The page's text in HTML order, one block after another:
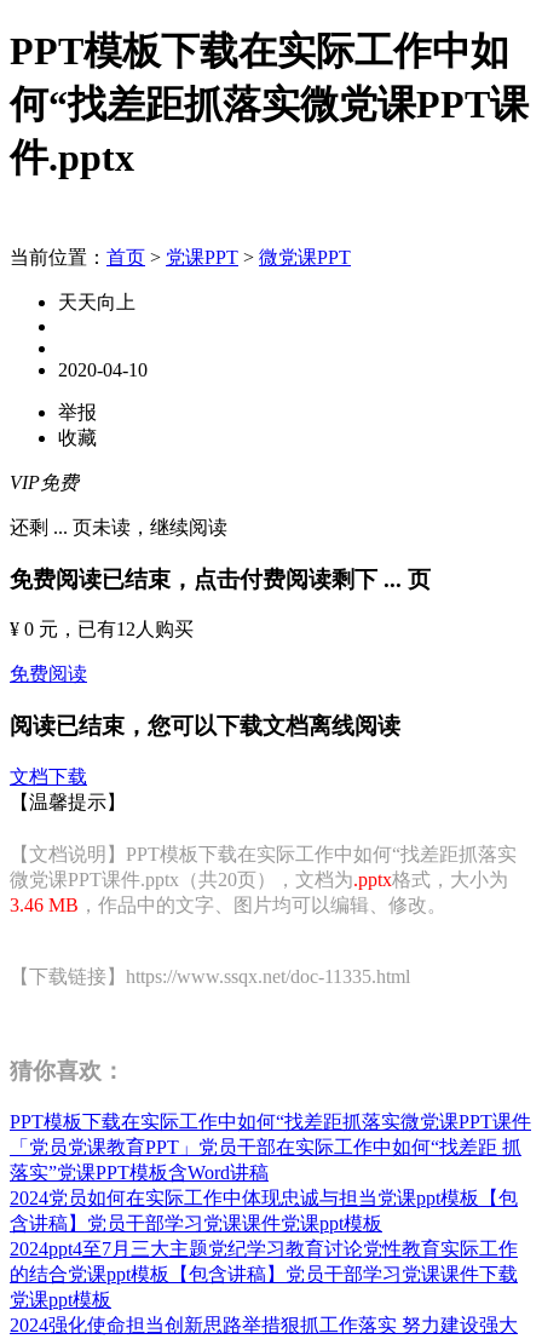
PPT模板下载在实际工作中如
何“找差距抓落实微党课PPT课
件.pptx
当前位置： 首页 > 党课PPT > 微党课PPT
天天向上
2020-04-10
举报
收藏
VIP免费
还剩 ... 页未读， 继续阅读
免费阅读已结束，点击付费阅读剩下 ... 页
¥ 0 元 ，已有12 人购买
免费阅读
阅读已结束，您可以下载文档离线阅读
文档下载
【温馨提示】
【文档说明】PPT模板下载在实际工作中如何“找差距抓落实
微党课PPT课件.pptx（共20页），文档为.pptx格式，大小为
3.46 MB ，作品中的文字、图片均可以编辑、修改。
【下载链接】https://www.ssqx.net/doc-11335.html
猜你喜欢：
PPT模板下载在实际工作中如何“找差距抓落实微党课PPT课件
「党员党课教育PPT」党员干部在实际工作中如何“找差距 抓
落实”党课PPT模板含Word讲稿
2024党员如何在实际工作中体现忠诚与担当党课ppt模板【包
含讲稿】党员干部学习党课课件党课ppt模板
2024ppt4至7月三大主题党纪学习教育讨论党性教育实际工作
的结合党课ppt模板【包含讲稿】党员干部学习党课课件下载
党课ppt模板
2024强化使命担当创新思路举措狠抓工作落实 努力建设强大